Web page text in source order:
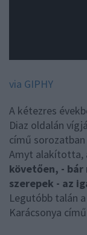
via GIPHY
A kétezres
Diaz oldalán
című
Amyt alakította,
követően, -
szerepek - az
Legutóbb talán
Karácsonya